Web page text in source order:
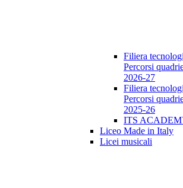
Filiera
Percorsi
2026-27
Filiera
Percorsi
2025-26
ITS
Liceo Made in Italy
Licei musicali